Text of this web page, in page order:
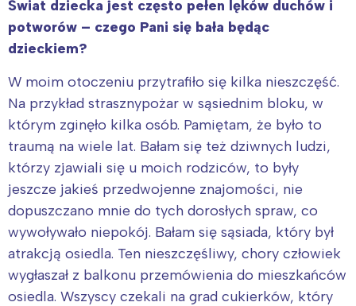
Świat dziecka jest często pełen lęków duchów i
potworów – czego Pani się bała będąc
dzieckiem?
W moim otoczeniu przytrafiło się kilka nieszczęść.
Na przykład strasznypożar w sąsiednim bloku, w
którym zginęło kilka osób. Pamiętam, że było to
traumą na wiele lat. Bałam się też dziwnych ludzi,
którzy zjawiali się u moich rodziców, to były
jeszcze jakieś przedwojenne znajomości, nie
dopuszczano mnie do tych dorosłych spraw, co
wywoływało niepokój. Bałam się sąsiada, który był
atrakcją osiedla. Ten nieszczęśliwy, chory człowiek
wygłaszał z balkonu przemówienia do mieszkańców
osiedla. Wszyscy czekali na grad cukierków, który
Interesują mnie wydarzenia z
tego regionu:
Warszawa
Łódź
Trójmiasto
Śląsk
Kraków
Południe